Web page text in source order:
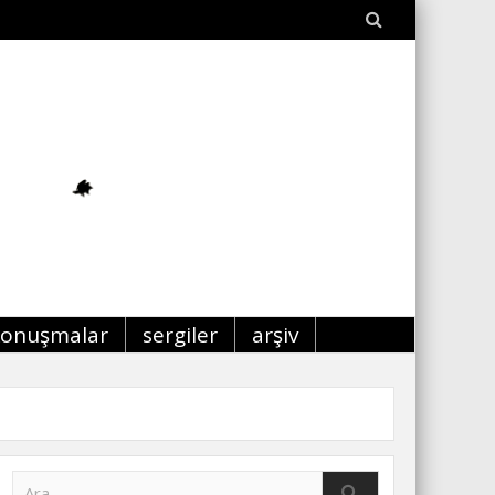
sergiler arşiv